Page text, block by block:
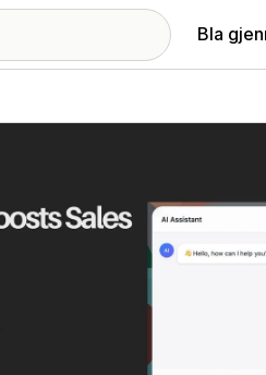
Bla